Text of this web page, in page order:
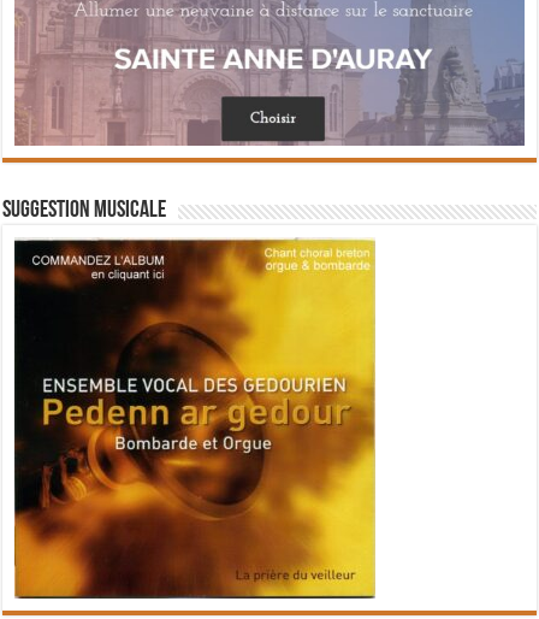
Suggestion musicale